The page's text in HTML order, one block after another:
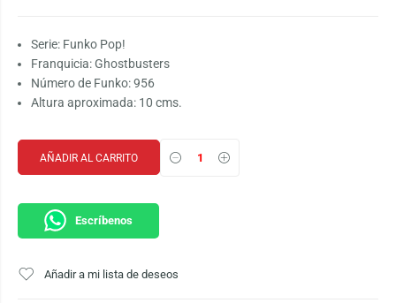
Serie: Funko Pop!
Franquicia: Ghostbusters
Número de Funko: 956
Altura aproximada: 10 cms.
AÑADIR AL CARRITO
Escríbenos
Añadir a mi lista de deseos